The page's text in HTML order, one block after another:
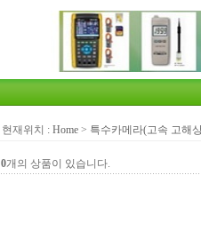
현재위치 : Home > 특수카메라(고속 고해
0개의 상품이 있습니다.